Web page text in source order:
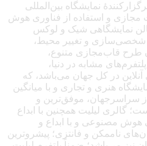
نمایشگاه بین‌المللی
مجازی و استفاده از فناوری هوش
نمایشگاهی شیک و لوکس
شخصی‌سازی و تغییر محیط،
طرح قاب‌مجازی متنوع،
مشابه در دنیا،
آنلاین در کل جهان می‌باشد، که
برگزاری بیش از ۲۵۰ نمایشگاه هنری و تجاری و با میانگین
سراسرجهان، موفق‌ترین و
گالری لیلیت همچنین با ابداع
هوش مصنوعی و با ابداع و
ناممکن و فانتزی؛ پیشروترین